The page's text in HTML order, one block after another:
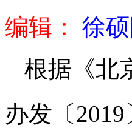
编辑：
徐
根据 《
办发〔2019